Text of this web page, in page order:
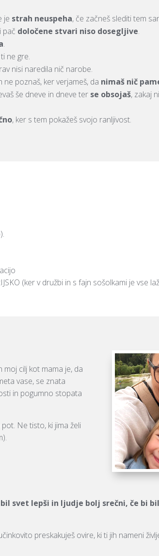
je strah neuspeha, če začneš slediti tem
pač določene stvari niso dosegljive.
.
ne gre.
nisi naredila nič narobe.
ne poznaš, ker verjameš, da nimaš nič
še dneve in dneve ter se obsojaš, zakaj
, ker s tem pokažeš svojo ranljivost.
(ker v družbi in s fajn sošolkami je vse
moj cilj kot mama je, da
vase, se znata
in pogumno stopata
Ne tisto, ki jima želi
svet lepši in ljudje bolj srečni, če bi
preskakuješ ovire, ki ti jih nameni